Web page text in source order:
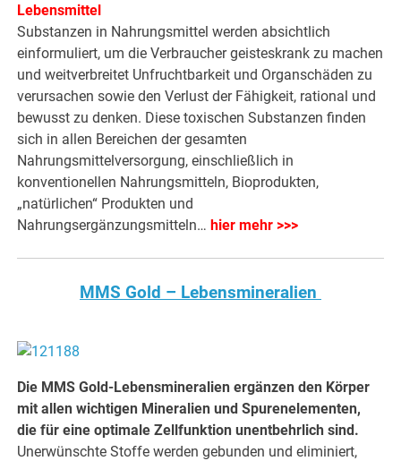
Lebensmittel
Substanzen in Nahrungsmittel werden absichtlich
einformuliert, um die Verbraucher geisteskrank zu machen
und weitverbreitet Unfruchtbarkeit und Organschäden zu
verursachen sowie den Verlust der Fähigkeit, rational und
bewusst zu denken. Diese toxischen Substanzen finden
sich in allen Bereichen der gesamten
Nahrungsmittelversorgung, einschließlich in
konventionellen Nahrungsmitteln, Bioprodukten,
„natürlichen“ Produkten und
Nahrungsergänzungsmitteln…hier mehr >>>
MMS Gold – Lebensmineralien
Die MMS Gold-Lebensmineralien ergänzen den Körper
mit allen wichtigen Mineralien und Spurenelementen,
die für eine optimale Zellfunktion unentbehrlich sind.
Unerwünschte Stoffe werden gebunden und eliminiert,